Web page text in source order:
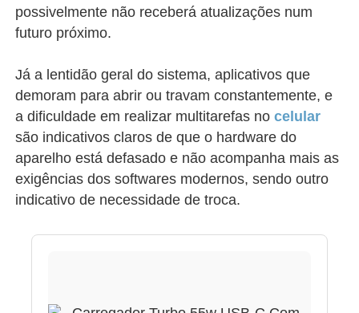
possivelmente não receberá atualizações num
futuro próximo.
Já a lentidão geral do sistema, aplicativos que
demoram para abrir ou travam constantemente, e
a dificuldade em realizar multitarefas nocelular
são indicativos claros de que o hardware do
aparelho está defasado e não acompanha mais as
exigências dos softwares modernos, sendo outro
indicativo de necessidade de troca.